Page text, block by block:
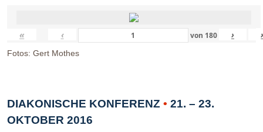
« ‹ von 180 ›
Fotos: Gert Mothes
DIAKONISCHE KONFERENZ • 21. – 23.
OKTOBER 2016